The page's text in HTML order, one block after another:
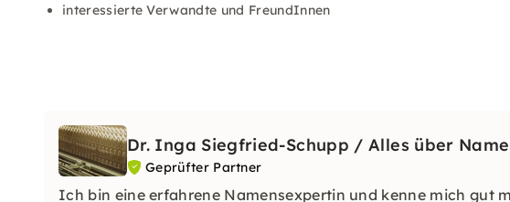
interessierte Verwandte und FreundInnen
Dr. Inga Siegfried-Schupp / Alles über
Geprüfter Partner
Ich bin eine erfahrene Namensexpertin und kenne mich gut